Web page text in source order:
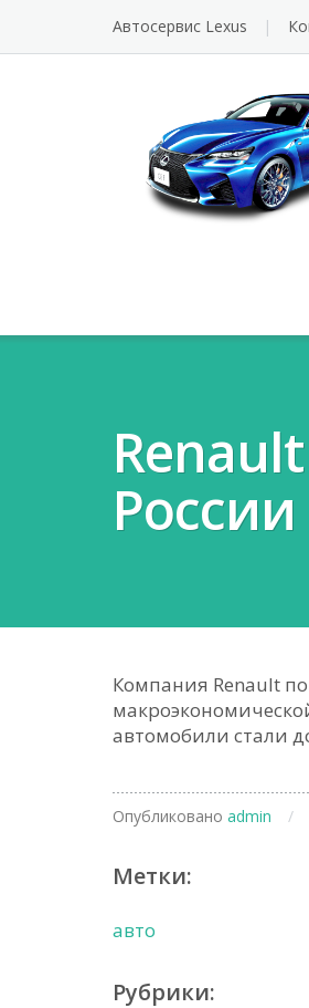
Автосервис Lexus
России
Компания Renault
автомобили стали
Опубликовано admin /
Метки:
авто
Рубрики: